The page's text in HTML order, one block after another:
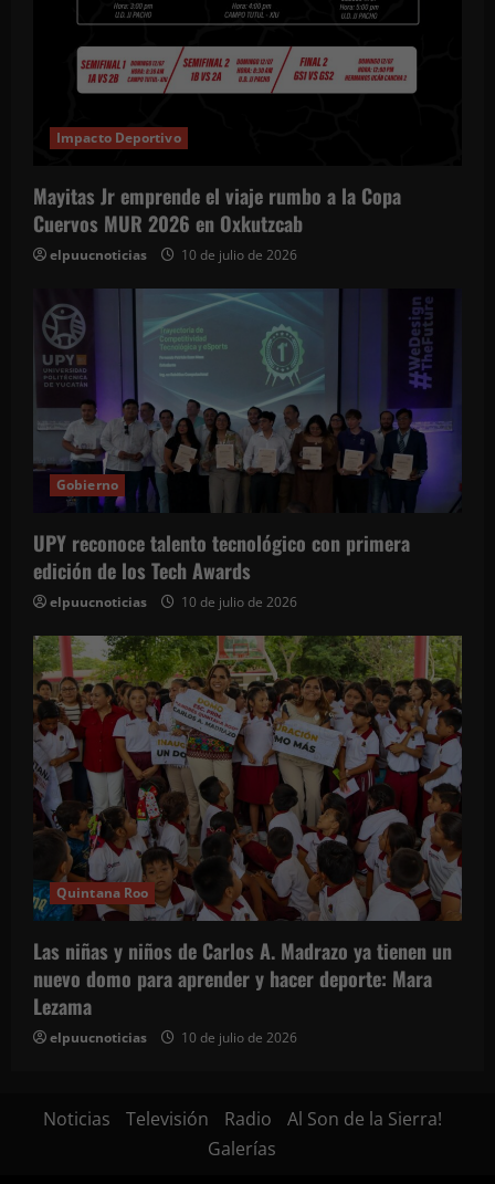
Impacto Deportivo
Mayitas Jr emprende el viaje rumbo a la Copa
Cuervos MUR 2026 en Oxkutzcab
elpuucnoticias 10 de julio de 2026
Gobierno
UPY reconoce talento tecnológico con primera
edición de los Tech Awards
elpuucnoticias 10 de julio de 2026
Quintana Roo
Las niñas y niños de Carlos A. Madrazo ya tienen un
nuevo domo para aprender y hacer deporte: Mara
Lezama
elpuucnoticias 10 de julio de 2026
Noticias Televisión Radio
Al Son de la Sierra!
Galerías